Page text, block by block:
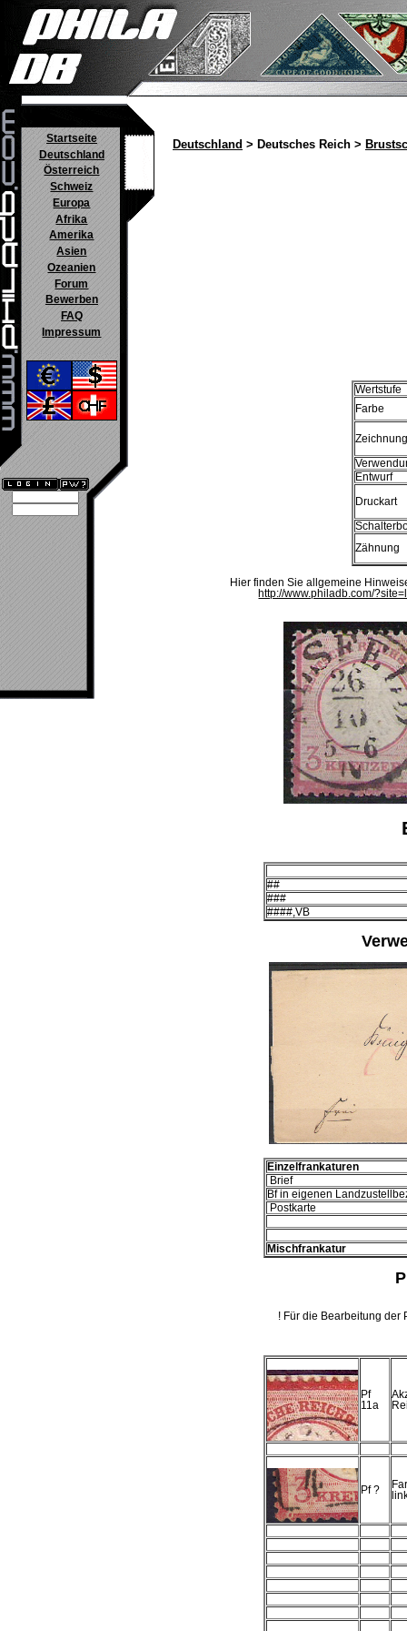
Startseite
Deutschland
Österreich
Schweiz
Europa
Afrika
Amerika
Asien
Ozeanien
Forum
Bewerben
FAQ
Impressum
Deutschland > Deutsches Reich >
Wertstufe
Farbe
Zeichnung
Entwurf
Druckart
Zähnung
Hier finden Sie allgemeine
http://www.philadb.com/
##
###
####,VB
Einzelfrankaturen
Brief
Bf in eigenen
Postkarte
Mischfrankatur
! Für die Bearbeitung der
Pf
11a
Pf ?